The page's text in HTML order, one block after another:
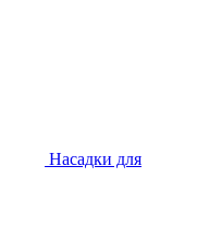
Насадки для